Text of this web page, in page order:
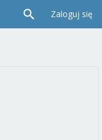
Zaloguj się